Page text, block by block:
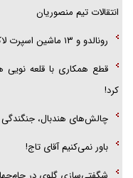
انتقالات تیم منصوریان
رونالدو و ۱۳ ماشین اسپرت لاکچری؛ فقط ۱۱ میلیون یورو ناقابل
قطع همکاری با قلعه
کرد!
چالش‌های هندبال،
باور نمی‌کنیم آقای تاج!